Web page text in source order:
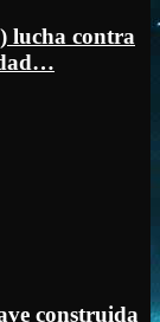
lucha contra
construida